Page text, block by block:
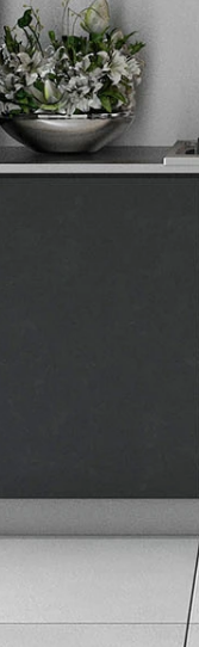
Tehnomedia
O nama
Naše prodavnice
Korisnički servis